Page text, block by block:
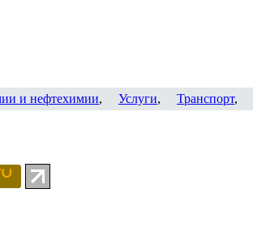
и нефтехимии, Услуги, Транспорт,